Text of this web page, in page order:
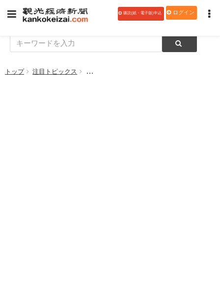
購読(紙・電子版)申込 ログイン
トップ 注目トピックス JALUXエアポート、「SQUARE TRIP」新さ